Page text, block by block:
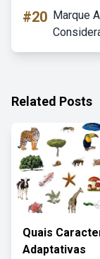
#20 Marque
Related Posts
Quais
Adaptativas